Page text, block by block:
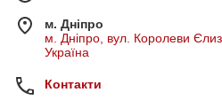
м. Дніпро
м. Дніпро, вул. Королеви
Україна
Контакти